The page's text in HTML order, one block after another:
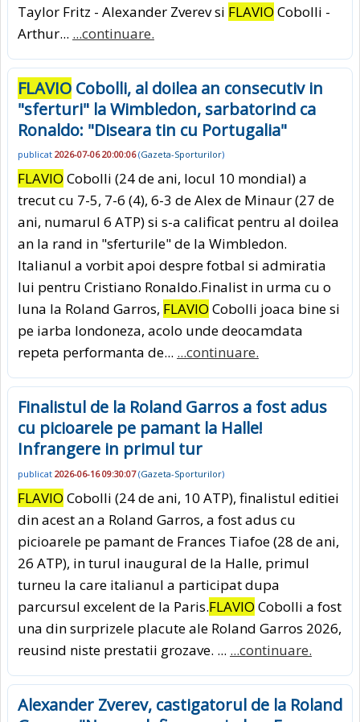
Taylor Fritz - Alexander Zverev si FLAVIO Cobolli -
Arthur... ...continuare.
FLAVIO Cobolli, al doilea an consecutiv in
"sferturi" la Wimbledon, sarbatorind ca
Ronaldo: "Diseara tin cu Portugalia"
publicat 2026-07-06 20:00:06(Gazeta-Sporturilor)
FLAVIO Cobolli (24 de ani, locul 10 mondial) a
trecut cu 7-5, 7-6 (4), 6-3 de Alex de Minaur (27 de
ani, numarul 6 ATP) si s-a calificat pentru al doilea
an la rand in "sferturile" de la Wimbledon.
Italianul a vorbit apoi despre fotbal si admiratia
lui pentru Cristiano Ronaldo.Finalist in urma cu o
luna la Roland Garros, FLAVIO Cobolli joaca bine si
pe iarba londoneza, acolo unde deocamdata
repeta performanta de... ...continuare.
Finalistul de la Roland Garros a fost adus
cu picioarele pe pamant la Halle!
Infrangere in primul tur
publicat 2026-06-16 09:30:07(Gazeta-Sporturilor)
FLAVIO Cobolli (24 de ani, 10 ATP), finalistul editiei
din acest an a Roland Garros, a fost adus cu
picioarele pe pamant de Frances Tiafoe (28 de ani,
26 ATP), in turul inaugural de la Halle, primul
turneu la care italianul a participat dupa
parcursul excelent de la Paris.FLAVIO Cobolli a fost
una din surprizele placute ale Roland Garros 2026,
reusind niste prestatii grozave. ... ...continuare.
Alexander Zverev, castigatorul de la Roland